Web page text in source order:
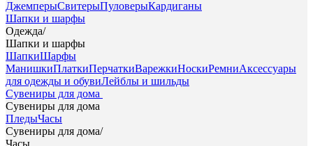
ДжемперыСвитерыПуловерыКардиганы
Шапки и шарфы
Одежда/
Шапки и шарфы
ШапкиШарфы
МанишкиПлаткиПерчаткиВарежкиНоскиРемниАксессуары
для одежды и обувиЛейблы и шильды
Сувениры для дома
Сувениры для дома
ПледыЧасы
Сувениры для дома/
Часы